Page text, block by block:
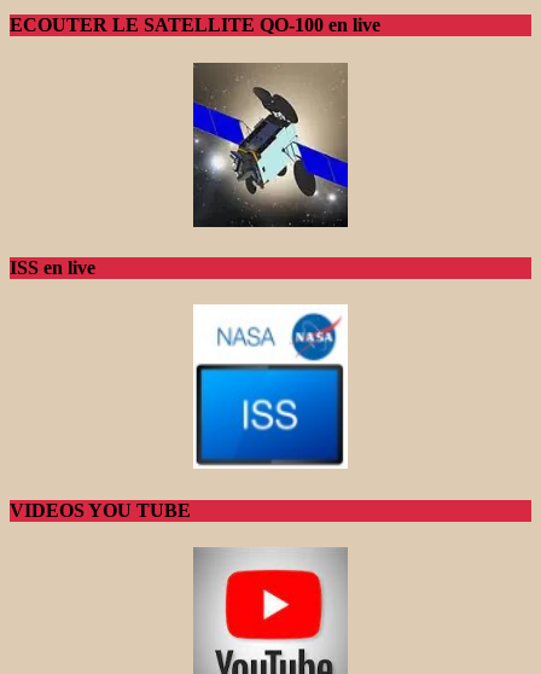
ECOUTER LE SATELLITE QO-100 en live
ISS en live
VIDEOS YOU TUBE